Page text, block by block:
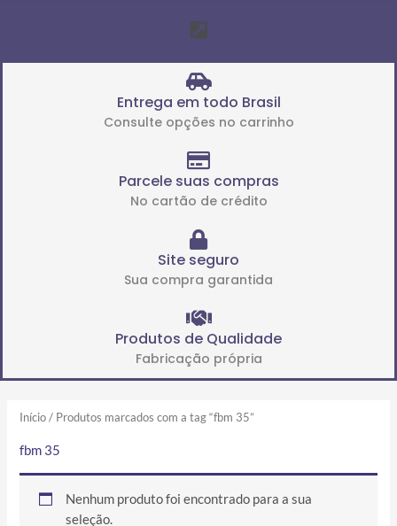
Menu
Entrega em todo Brasil
Consulte opções no carrinho
Parcele suas compras
No cartão de crédito
Site seguro
Sua compra garantida
Produtos de Qualidade
Fabricação própria
Início/ Produtos marcados com a tag “fbm 35”
fbm 35
Nenhum produto foi encontrado para a sua
seleção.